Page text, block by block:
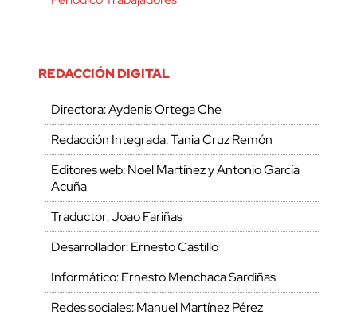
REDACCIÓN DIGITAL
Directora: Aydenis Ortega Che
Redacción Integrada: Tania Cruz Remón
Editores web: Noel Martínez y Antonio García
Acuña
Traductor: Joao Fariñas
Desarrollador: Ernesto Castillo
Informático: Ernesto Menchaca Sardiñas
Redes sociales: Manuel Martínez Pérez